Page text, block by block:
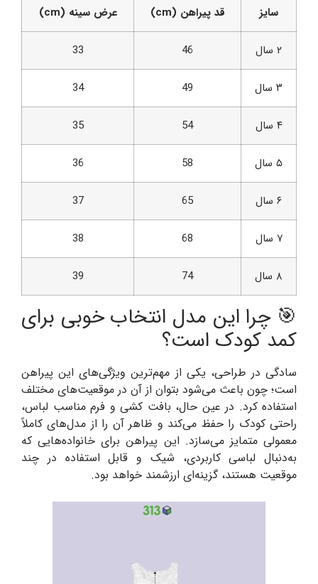
سایز قد پیراهن (cm) عرض سینه (cm)
۲ سال 46
33
۳ سال 49
34
۴ سال 54
35
۵ سال 58
36
۶ سال 65
37
۷ سال 68
38
۸ سال 74
39
🎯 چرا این مدل انتخاب خوبی برای
کمد کودک است؟
سادگی در طراحی، یکی از مهم‌ترین ویژگی‌های این پیراهن
است؛ چون باعث می‌شود بتوان از آن در موقعیت‌های مختلف
استفاده کرد. در عین حال، بافت کشی و فرم مناسب لباس،
راحتی کودک را حفظ می‌کند و ظاهر آن را از مدل‌های کاملاً
معمولی متمایز می‌سازد. این پیراهن برای خانواده‌هایی که
به‌دنبال لباسی کاربردی، شیک و قابل استفاده در چند
موقعیت هستند، گزینه‌ای ارزشمند خواهد بود.